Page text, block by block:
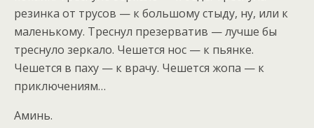
резинка от трусов — к большому стыду, ну, или к
маленькому. Треснул презерватив — лучше бы
треснуло зеркало. Чешется нос — к пьянке.
Чешется в паху — к врачу. Чешется жопа — к
приключениям…
Аминь.